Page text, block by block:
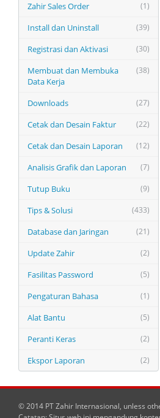
(1)
Zahir Sales Order
(39)
Install dan Uninstall
(30)
Registrasi dan Aktivasi
(38)
Membuat dan Membuka
Data Kerja
(27)
Downloads
(22)
Cetak dan Desain Faktur
(12)
Cetak dan Desain Laporan
(7)
Analisis Grafik dan Laporan
(9)
Tutup Buku
(433)
Tips & Solusi
(21)
Database dan Jaringan
(2)
Update Zahir
(5)
Fasilitas Password
(1)
Pengaturan Bahasa
(5)
Alat Bantu
(2)
Peranti Keras
(2)
Ekspor Laporan
© 2014 PT Zahir Internasional, unless